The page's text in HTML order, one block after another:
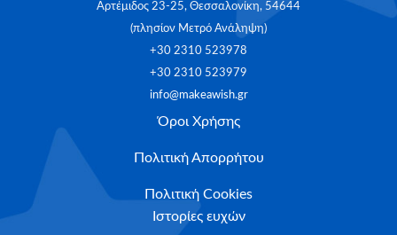
Αρτέμιδος 23-25, Θεσσαλονίκη, 54644
(πλησίον Μετρό Ανάληψη)
+30 2310 523978
+30 2310 523979
info@makeawish.gr
Όροι Χρήσης
Πολιτική Απορρήτου
Πολιτική Cookies
Ιστορίες ευχών